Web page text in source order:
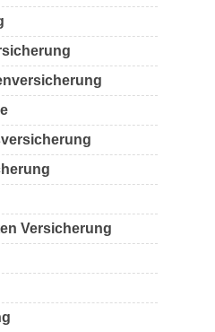
Versicherung